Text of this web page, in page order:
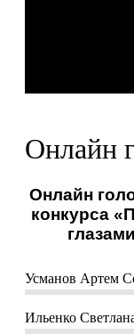
Онлайн
Онлайн
конкурса
Усманов Артем
Ильенко